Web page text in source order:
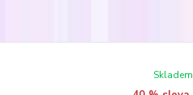
Skladem